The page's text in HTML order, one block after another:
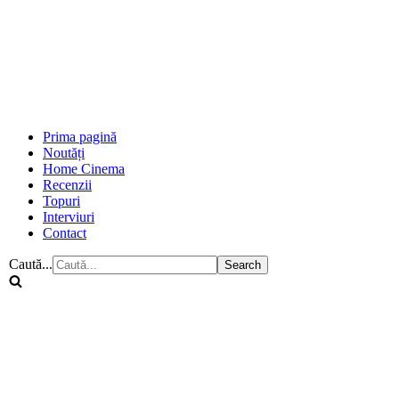
Prima pagină
Noutăți
Home Cinema
Recenzii
Topuri
Interviuri
Contact
Caută...